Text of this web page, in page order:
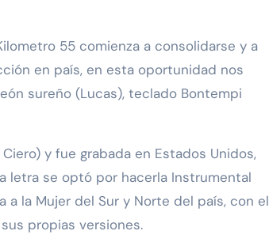
55 comienza a consolidarse y a
en país, en esta oportunidad nos
sureño (Lucas), teclado Bontempi
y fue grabada en Estados Unidos,
letra se optó por hacerla Instrumental
la Mujer del Sur y Norte del país, con el
propias versiones.